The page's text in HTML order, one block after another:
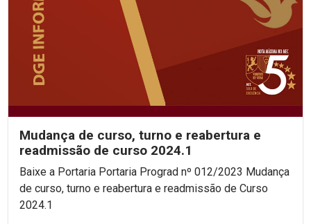
Mudança de curso, turno e reabertura e
readmissão de curso 2024.1
Baixe a Portaria Portaria Prograd nº 012/2023 Mudança
de curso, turno e reabertura e readmissão de Curso
2024.1